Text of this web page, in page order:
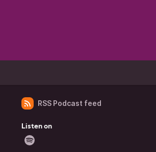
RSS Podcast feed
Listen on